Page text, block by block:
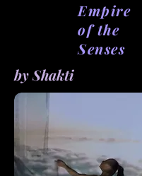
Empire
of the
Senses
by Shakti